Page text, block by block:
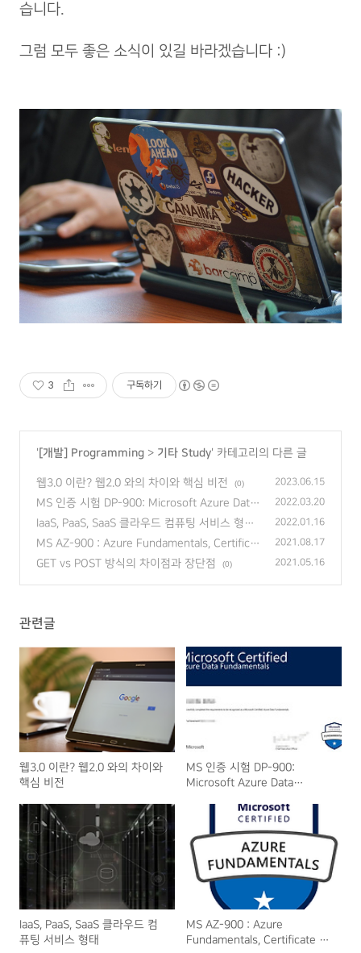
습니다.
그럼 모두 좋은 소식이 있길 바라겠습니다 :)
3 구독하기
' [개발] Programming > 기타 Study' 카테고리의 다른 글
웹3.0 이란? 웹2.0 와의 차이와 핵심 비전 (0) 2023.06.15
MS 인증 시험 DP-900: Microsoft Azure Data
Fundamentals 비용 및 후기
(0)
2022.03.20
IaaS, PaaS, SaaS 클라우드 컴퓨팅 서비스 형태
(0)
2022.01.16
MS AZ-900 : Azure Fundamentals, Certificat
e 시험 후기, 난이도
(0)
2021.08.17
GET vs POST 방식의 차이점과 장단점 (0) 2021.05.16
관련글
웹3.0 이란? 웹2.0 와의 차이와
핵심 비전
MS 인증 시험 DP-900:
Microsoft Azure Data
IaaS, PaaS, SaaS 클라우드 컴
퓨팅 서비스 형태
MS AZ-900 : Azure
Fundamentals, Certificate 시